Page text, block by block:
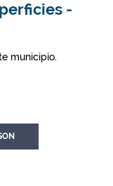
-
municipio.